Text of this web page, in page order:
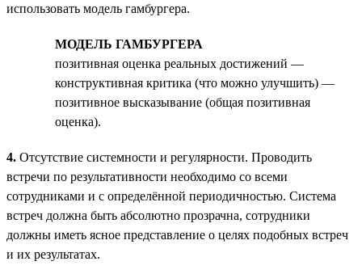
использовать модель гамбургера.
МОДЕЛЬ ГАМБУРГЕРА
позитивная оценка реальных достижений —
конструктивная критика (что можно улучшить) —
позитивное высказывание (общая позитивная
оценка).
4. Отсутствие системности и регулярности. Проводить
встречи по результативности необходимо со всеми
сотрудниками и с определённой периодичностью. Система
встреч должна быть абсолютно прозрачна, сотрудники
должны иметь ясное представление о целях подобных встреч
и их результатах.